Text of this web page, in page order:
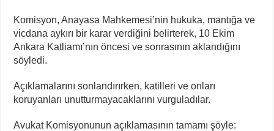
Komisyon, Anayasa Mahkemesi’nin hukuka, mantığa ve
vicdana aykırı bir karar verdiğini belirterek, 10 Ekim
Ankara Katliamı’nın öncesi ve sonrasının aklandığını
söyledi.
Açıklamalarını sonlandırırken, katilleri ve onları
koruyanları unutturmayacaklarını vurguladılar.
Avukat Komisyonunun açıklamasının tamamı şöyle: